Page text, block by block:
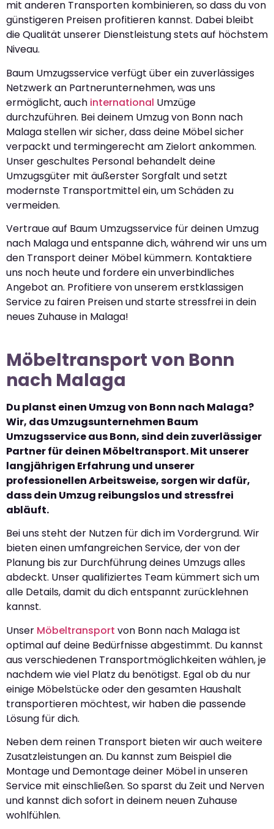
mit anderen Transporten kombinieren, so dass du von
günstigeren Preisen profitieren kannst. Dabei bleibt
die Qualität unserer Dienstleistung stets auf höchstem
Niveau.
Baum Umzugsservice verfügt über ein zuverlässiges
Netzwerk an Partnerunternehmen, was uns
ermöglicht, auch international Umzüge
durchzuführen. Bei deinem Umzug von Bonn nach
Malaga stellen wir sicher, dass deine Möbel sicher
verpackt und termingerecht am Zielort ankommen.
Unser geschultes Personal behandelt deine
Umzugsgüter mit äußerster Sorgfalt und setzt
modernste Transportmittel ein, um Schäden zu
vermeiden.
Vertraue auf Baum Umzugsservice für deinen Umzug
nach Malaga und entspanne dich, während wir uns um
den Transport deiner Möbel kümmern. Kontaktiere
uns noch heute und fordere ein unverbindliches
Angebot an. Profitiere von unserem erstklassigen
Service zu fairen Preisen und starte stressfrei in dein
neues Zuhause in Malaga!
Möbeltransport von Bonn
nach Malaga
Du planst einen Umzug von Bonn nach Malaga?
Wir, das Umzugsunternehmen Baum
Umzugsservice aus Bonn, sind dein zuverlässiger
Partner für deinen Möbeltransport. Mit unserer
langjährigen Erfahrung und unserer
professionellen Arbeitsweise, sorgen wir dafür,
dass dein Umzug reibungslos und stressfrei
abläuft.
Bei uns steht der Nutzen für dich im Vordergrund. Wir
bieten einen umfangreichen Service, der von der
Planung bis zur Durchführung deines Umzugs alles
abdeckt. Unser qualifiziertes Team kümmert sich um
alle Details, damit du dich entspannt zurücklehnen
kannst.
Unser Möbeltransport von Bonn nach Malaga ist
optimal auf deine Bedürfnisse abgestimmt. Du kannst
aus verschiedenen Transportmöglichkeiten wählen, je
nachdem wie viel Platz du benötigst. Egal ob du nur
einige Möbelstücke oder den gesamten Haushalt
transportieren möchtest, wir haben die passende
Lösung für dich.
Neben dem reinen Transport bieten wir auch weitere
Zusatzleistungen an. Du kannst zum Beispiel die
Montage und Demontage deiner Möbel in unseren
Service mit einschließen. So sparst du Zeit und Nerven
und kannst dich sofort in deinem neuen Zuhause
wohlfühlen.